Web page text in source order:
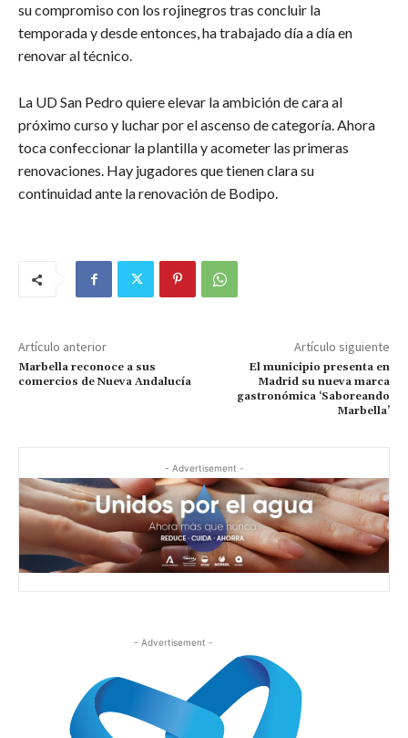
su compromiso con los rojinegros tras concluir la
temporada y desde entonces, ha trabajado día a día en
renovar al técnico.
La UD San Pedro quiere elevar la ambición de cara al
próximo curso y luchar por el ascenso de categoría. Ahora
toca confeccionar la plantilla y acometer las primeras
renovaciones. Hay jugadores que tienen clara su
continuidad ante la renovación de Bodipo.
Artículo anterior
Marbella reconoce a sus
comercios de Nueva Andalucía
Artículo siguiente
El municipio presenta en
Madrid su nueva marca
gastronómica ‘Saboreando
Marbella’
- Advertisement -
- Advertisement -